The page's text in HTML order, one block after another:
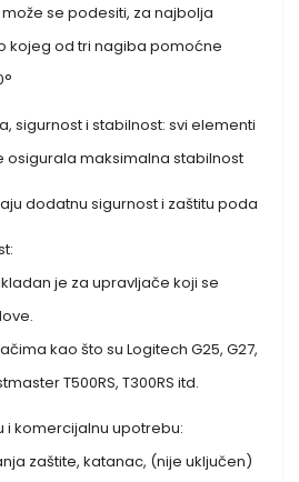
se podesiti, za najbolja
kojeg od tri nagiba pomoćne
sigurnost i stabilnost: svi elementi
osigurala maksimalna stabilnost
dodatnu sigurnost i zaštitu poda
je za upravljače koji se
kao što su Logitech G25, G27,
T500RS, T300RS itd.
i komercijalnu upotrebu:
zaštite, katanac, (nije uključen)